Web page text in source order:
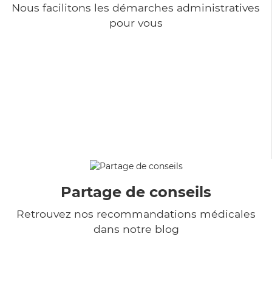
Nous facilitons les démarches administratives
pour vous
Partage de conseils
Retrouvez nos recommandations médicales
dans notre blog